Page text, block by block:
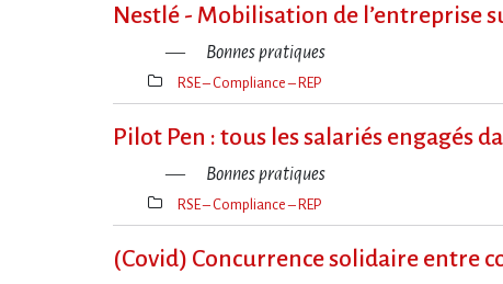
Nestlé - Mobilisation de l’entreprise
Bonnes pratiques
Thèmes(s)
RSE – Compliance – REP
Pilot Pen : tous les salariés engagés
Bonnes pratiques
Thèmes(s)
RSE – Compliance – REP
(Covid) Concurrence solidaire entre